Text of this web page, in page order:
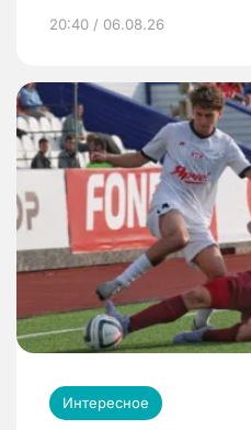
20:40 / 06.08.26
Интересное